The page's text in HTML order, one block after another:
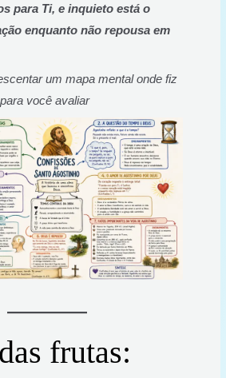
para Ti, e inquieto está o
enquanto não repousa em
um mapa mental onde fiz
você avaliar
frutas: